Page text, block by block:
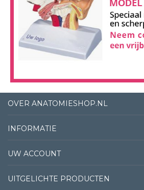
OVER ANATOMIESHOP.NL
INFORMATIE
UW ACCOUNT
UITGELICHTE PRODUCTEN